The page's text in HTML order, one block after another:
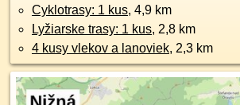
Cyklotrasy: 1 kus, 4,9 km
Lyžiarske trasy: 1 kus, 2,8 km
4 kusy vlekov a lanoviek, 2,3 km